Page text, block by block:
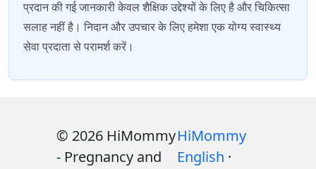
प्रदान की गई जानकारी केवल शैक्षिक उद्देश्यों के लिए है और चिकित्सा
सलाह नहीं है। निदान और उपचार के लिए हमेशा एक योग्य स्वास्थ्य
सेवा प्रदाता से परामर्श करें।
© 2026 HiMommy
- Pregnancy and
HiMommy
English ·